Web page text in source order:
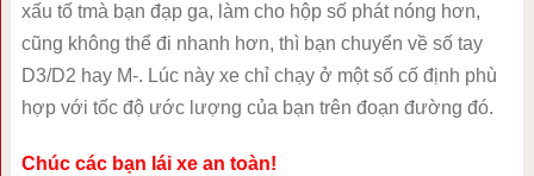
xấu tố tmà bạn đạp ga, làm cho hộp số phát nóng hơn,
cũng không thể đi nhanh hơn, thì bạn chuyển về số tay
D3/D2 hay M-. Lúc này xe chỉ chạy ở một số cố định phù
hợp với tốc độ ước lượng của bạn trên đoạn đường đó.
Chúc các bạn lái xe an toàn!